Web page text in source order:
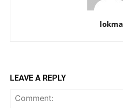
lokma
LEAVE A REPLY